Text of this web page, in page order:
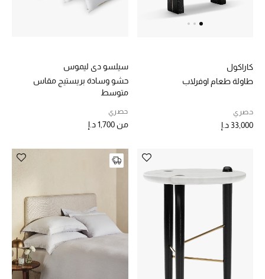
كاراكول
طاولة طعام اوفرلاب
حصري
33,000 د.إ
سيلسو دي ليموس
حشو وسادة بريستيج مقاس
متوسط
حصري
من 1,700 د.إ